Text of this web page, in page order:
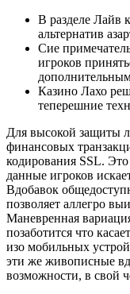
В разделе Лайв
альтернатив
Сие
игроков
Казино Лахо
теперешние
Для высокой защиты
финансовых
кодирования SSL. Это
данные игроков
Вдобавок
позволяет аллегро
Маневренная
позаботится что
изо мобильных
эти же живописные
возможности, в свой